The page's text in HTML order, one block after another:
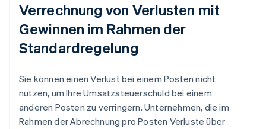
Verrechnung von Verlusten mit
Gewinnen im Rahmen der
Standardregelung
Sie können einen Verlust bei einem Posten nicht
nutzen, um Ihre Umsatzsteuerschuld bei einem
anderen Posten zu verringern. Unternehmen, die im
Rahmen der Abrechnung pro Posten Verluste über